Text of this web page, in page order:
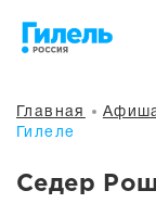
Главная
Гилеле
Седер